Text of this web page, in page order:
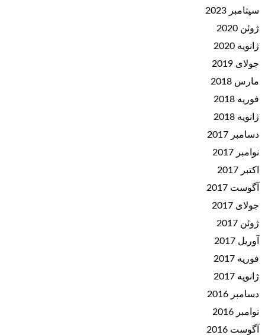
سپتامبر 2023
ژوئن 2020
ژانویه 2020
جولای 2019
مارس 2018
فوریه 2018
ژانویه 2018
دسامبر 2017
نوامبر 2017
اکتبر 2017
آگوست 2017
جولای 2017
ژوئن 2017
آوریل 2017
فوریه 2017
ژانویه 2017
دسامبر 2016
نوامبر 2016
آگوست 2016